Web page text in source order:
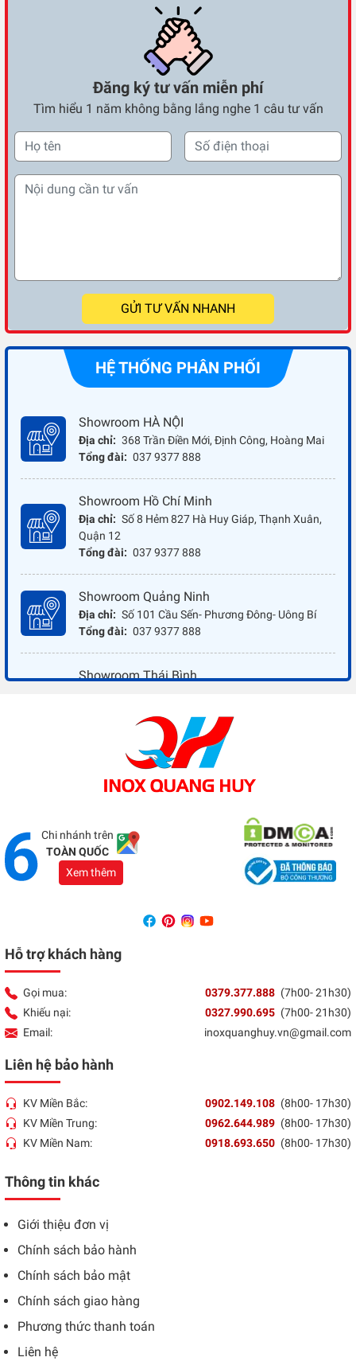
Đăng ký tư vấn miễn phí
Tìm hiểu 1 năm không bằng lắng nghe 1 câu tư vấn
GỬI TƯ VẤN NHANH
HỆ THỐNG PHÂN PHỐI
Showroom HÀ NỘI
Địa chỉ: 368 Trần Điền Mới, Định Công, Hoàng Mai
Tổng đài: 037 9377 888
Showroom Hồ Chí Minh
Địa chỉ: Số 8 Hẻm 827 Hà Huy Giáp, Thạnh Xuân,
Quận 12
Tổng đài: 037 9377 888
Showroom Quảng Ninh
Địa chỉ: Số 101 Cầu Sến- Phương Đông- Uông Bí
Tổng đài: 037 9377 888
Showroom Thái Bình
037 9377 888
Showroom Đồng Nai
Địa chỉ: 1066 - QL 51 Tổ 3- Ấp Đồng- Phước Tân-
Chi nhánh trên
TOÀN QUỐC
Xem thêm
Hỗ trợ khách hàng
Gọi mua: 0379.377.888 (7h00- 21h30)
Khiếu nại:
0327.990.695 (7h00- 21h30)
Email:
inoxquanghuy.vn@gmail.com
Liên hệ bảo hành
KV Miền Bắc: 0902.149.108 (8h00- 17h30)
KV Miền Trung:
0962.644.989 (8h00- 17h30)
KV Miền Nam:
0918.693.650 (8h00- 17h30)
Thông tin khác
Giới thiệu đơn vị
Chính sách bảo hành
Chính sách bảo mật
Chính sách giao hàng
Phương thức thanh toán
Liên hệ